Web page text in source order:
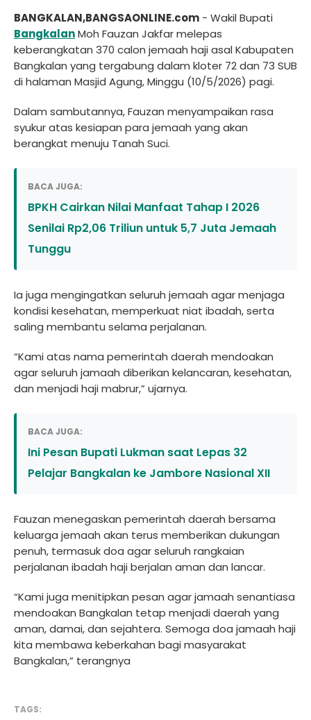
BANGKALAN,BANGSAONLINE.com - Wakil Bupati
BangkalanMoh Fauzan Jakfar melepas
keberangkatan 370 calon jemaah haji asal Kabupaten
Bangkalan yang tergabung dalam kloter 72 dan 73 SUB
di halaman Masjid Agung, Minggu (10/5/2026) pagi.
Dalam sambutannya, Fauzan menyampaikan rasa
syukur atas kesiapan para jemaah yang akan
berangkat menuju Tanah Suci.
BACA JUGA:
BPKH Cairkan Nilai Manfaat Tahap I 2026
Senilai Rp2,06 Triliun untuk 5,7 Juta Jemaah
Tunggu
Ia juga mengingatkan seluruh jemaah agar menjaga
kondisi kesehatan, memperkuat niat ibadah, serta
saling membantu selama perjalanan.
“Kami atas nama pemerintah daerah mendoakan
agar seluruh jamaah diberikan kelancaran, kesehatan,
dan menjadi haji mabrur,” ujarnya.
BACA JUGA:
Ini Pesan Bupati Lukman saat Lepas 32
Pelajar Bangkalan ke Jambore Nasional XII
Fauzan menegaskan pemerintah daerah bersama
keluarga jemaah akan terus memberikan dukungan
penuh, termasuk doa agar seluruh rangkaian
perjalanan ibadah haji berjalan aman dan lancar.
“Kami juga menitipkan pesan agar jamaah senantiasa
mendoakan Bangkalan tetap menjadi daerah yang
aman, damai, dan sejahtera. Semoga doa jamaah haji
kita membawa keberkahan bagi masyarakat
Bangkalan,” terangnya
TAGS: